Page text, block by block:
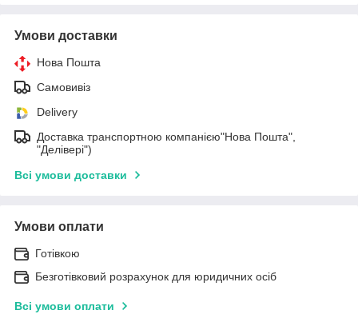
Умови доставки
Нова Пошта
Самовивіз
Delivery
Доставка транспортною компанією"Нова Пошта",
"Делівері")
Всі умови доставки
Умови оплати
Готівкою
Безготівковий розрахунок для юридичних осіб
Всі умови оплати